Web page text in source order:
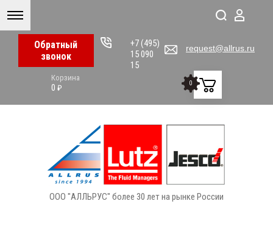
request@allrus.ru
+7 (495)
15 090
15
Обратный
звонок
0
Корзина
0 ₽
ООО "АЛЛЬРУС" более 30 лет на рынке России